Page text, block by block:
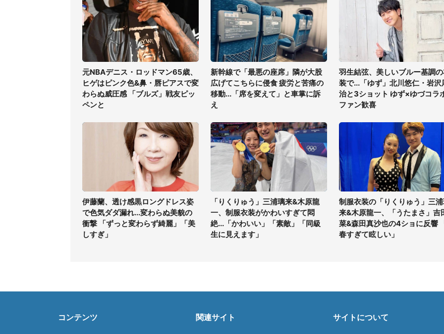
元NBAデニス・ロッドマン65歳、
ヒゲはピンク色&鼻・唇ピアスで変
わらぬ威圧感 「ブルズ」戦友ピッ
ペンと
新幹線で「最悪の座席」隣が大股
広げてこちらに侵食 疲労と苦痛の
移動...「席を変えて」と車掌に訴
え
羽生結弦、美しいブルー基調
装で...「ゆず」北川悠仁・岩沢
治と3ショット ゆず×ゆづコラ
ファン歓喜
伊藤蘭、透け感黒ロングドレス姿
で色気ダダ漏れ...変わらぬ美貌の
衝撃 「ずっと変わらず綺麗」「美
しすぎ」
「りくりゅう」三浦璃来&木原龍
一、制服衣装がかわいすぎて悶
絶...「かわいい」「素敵」「同級
生に見えます」
制服衣装の「りくりゅう」三
来&木原龍一、「うたまさ」吉
菜&森田真沙也の4ショに反響
春すぎて眩しい」
コンテンツ 関連サイト サイトについて